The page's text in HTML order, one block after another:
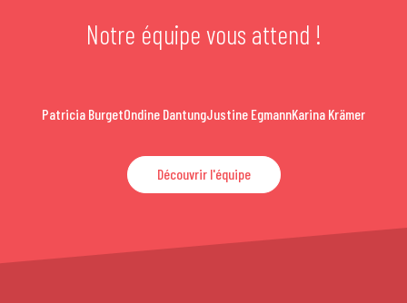
Notre équipe vous attend !
Patricia BurgetOndine DantungJustine EgmannKarina Krämer
Découvrir l'équipe